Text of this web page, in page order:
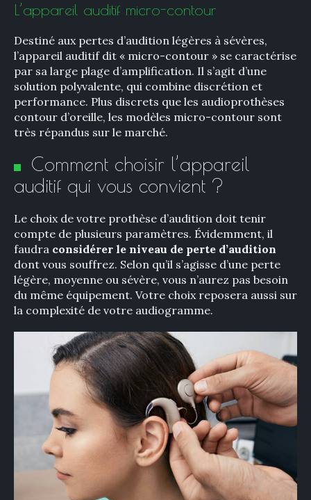
L’appareil auditif micro-contour
Destiné aux pertes d’audition légères à sévères,
l’appareil auditif dit « micro-contour » se caractérise
par sa large plage d’amplification. Il s’agit d’une
solution polyvalente, qui combine discrétion et
performance. Plus discrets que les audioprothèses
contour d’oreille, les modèles micro-contour sont
très répandus sur le marché.
Comment choisir l’appareil
auditif qui vous convient ?
Le choix de votre prothèse d’audition doit tenir
compte de plusieurs paramètres. Évidemment, il
faudra considérer le niveau de perte d’audition
dont vous souffrez. Selon qu’il s’agisse d’une perte
légère, moyenne ou sévère, vous n’aurez pas besoin
du même équipement. Votre choix reposera aussi sur
la complexité de votre audiogramme.
Rechercher
: